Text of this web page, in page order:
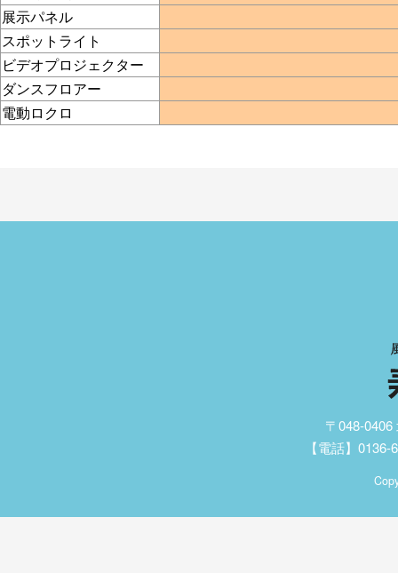
展示パネル
スポットライト
ビデオプロジェクター
ダンスフロアー
電動ロクロ
〒048-
【電話】